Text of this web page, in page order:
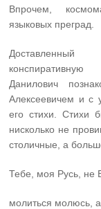
Впрочем,
языковых преград.
конспиративную
Данилович
Алексеевичем и с
его стихи. Стихи
нисколько не
столичные, а
Тебе, моя Русь, не
молиться молюсь,